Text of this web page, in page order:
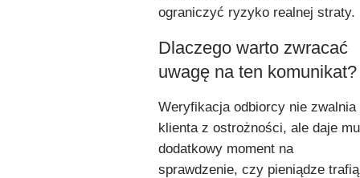
ograniczyć ryzyko realnej straty.
Dlaczego warto zwracać
uwagę na ten komunikat?
Weryfikacja odbiorcy nie zwalnia
klienta z ostrożności, ale daje mu
dodatkowy moment na
sprawdzenie, czy pieniądze trafią